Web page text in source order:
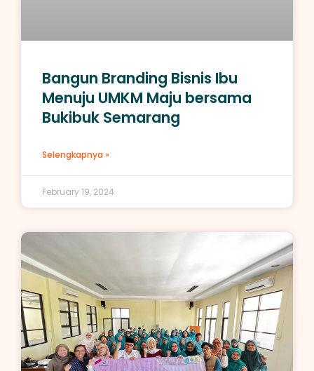
Bangun Branding Bisnis Ibu
Menuju UMKM Maju bersama
Bukibuk Semarang
Selengkapnya »
February 19, 2024